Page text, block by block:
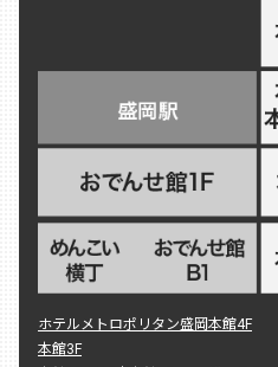
ホテルメトロポリタン盛岡本館4F
本館3F